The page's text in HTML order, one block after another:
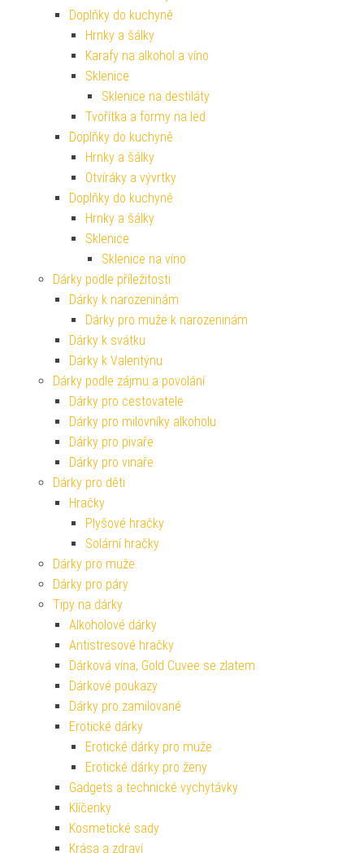
Doplňky do kuchyně
Hrnky a šálky
Karafy na alkohol a víno
Sklenice
Sklenice na destiláty
Tvořítka a formy na led
Doplňky do kuchyně
Hrnky a šálky
Otvíráky a vývrtky
Doplňky do kuchyně
Hrnky a šálky
Sklenice
Sklenice na víno
Dárky podle příležitosti
Dárky k narozeninám
Dárky pro muže k narozeninám
Dárky k svátku
Dárky k Valentýnu
Dárky podle zájmu a povolání
Dárky pro cestovatele
Dárky pro milovníky alkoholu
Dárky pro pivaře
Dárky pro vinaře
Dárky pro děti
Hračky
Plyšové hračky
Solární hračky
Dárky pro muže
Dárky pro páry
Tipy na dárky
Alkoholové dárky
Antistresové hračky
Dárková vína, Gold Cuvee se zlatem
Dárkové poukazy
Dárky pro zamilované
Erotické dárky
Erotické dárky pro muže
Erotické dárky pro ženy
Gadgets a technické vychytávky
Klíčenky
Kosmetické sady
Krása a zdraví